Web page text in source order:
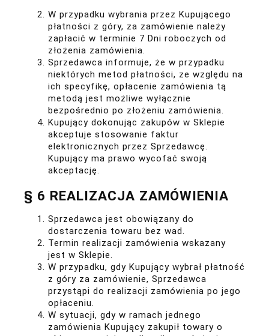
W przypadku wybrania przez Kupującego
płatności z góry, za zamówienie należy
zapłacić w terminie 7 Dni roboczych od
złożenia zamówienia.
Sprzedawca informuje, że w przypadku
niektórych metod płatności, ze względu na
ich specyfikę, opłacenie zamówienia tą
metodą jest możliwe wyłącznie
bezpośrednio po złożeniu zamówienia.
Kupujący dokonując zakupów w Sklepie
akceptuje stosowanie faktur
elektronicznych przez Sprzedawcę.
Kupujący ma prawo wycofać swoją
akceptację.
§ 6 REALIZACJA ZAMÓWIENIA
Sprzedawca jest obowiązany do
dostarczenia towaru bez wad.
Termin realizacji zamówienia wskazany
jest w Sklepie.
W przypadku, gdy Kupujący wybrał płatność
z góry za zamówienie, Sprzedawca
przystąpi do realizacji zamówienia po jego
opłaceniu.
W sytuacji, gdy w ramach jednego
zamówienia Kupujący zakupił towary o